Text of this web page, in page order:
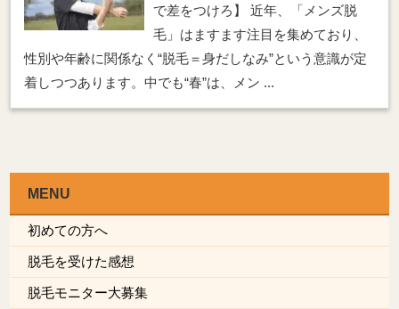
で差をつけろ】 近年、「メンズ脱
毛」はますます注目を集めており、
性別や年齢に関係なく“脱毛＝身だしなみ”という意識が定
着しつつあります。中でも“春”は、メン ...
MENU
初めての方へ
脱毛を受けた感想
脱毛モニター大募集